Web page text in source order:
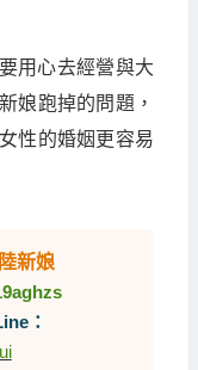
用心去經營與大
娘跑掉的問題，
性的婚姻更容易
新娘
：